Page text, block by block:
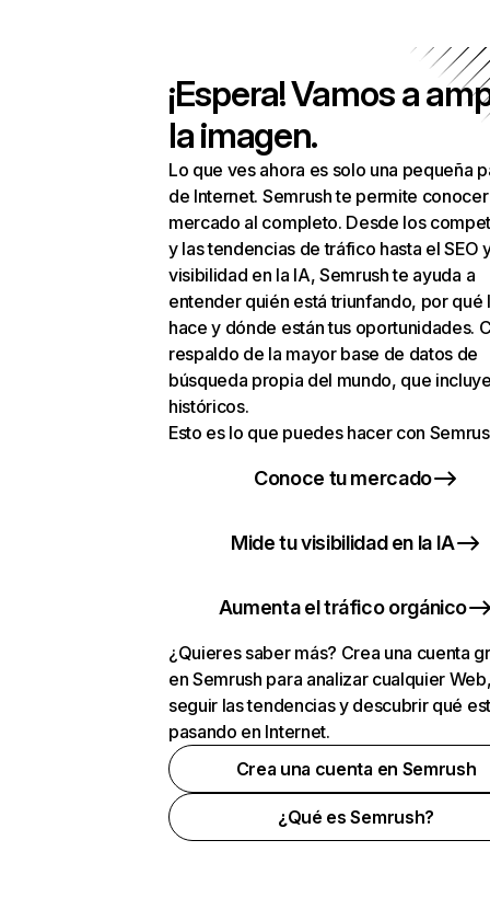
¡Espera! Vamos a
la imagen.
Lo que ves ahora es solo una pequeña
de Internet. Semrush te permite
mercado al completo. Desde los
y las tendencias de tráfico hasta el SEO
visibilidad en la IA, Semrush te ayuda a
entender quién está triunfando, por qué
hace y dónde están tus oportunidades.
respaldo de la mayor base de datos de
búsqueda propia del mundo, que
históricos.
Esto es lo que puedes hacer con
Conoce tu mercado
Mide tu visibilidad en la IA
Aumenta el tráfico orgánico
¿Quieres saber más? Crea una cuenta
en Semrush para analizar cualquier
seguir las tendencias y descubrir qué
pasando en Internet.
Crea una cuenta en Semrush
¿Qué es Semrush?